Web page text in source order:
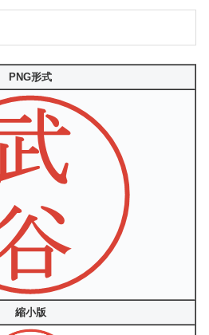
PNG形式
縮小版